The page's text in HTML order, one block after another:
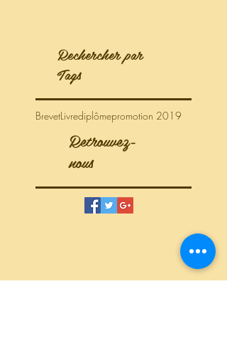
Rechercher par
Tags
BrevetLivrediplômepromotion 2019
Retrouvez-
nous